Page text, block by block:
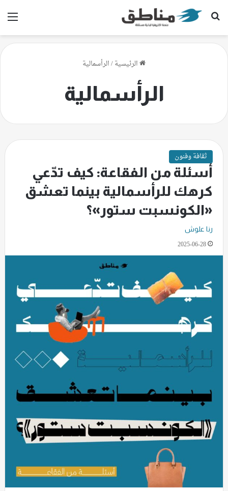
بحث عن
الرئيسية/الرأسمالية
الرأسمالية
ثقافة وفنون
أسئلة من الفقاعة: كيف تدّعي
كرهك للرأسمالية بينما تعشق
«الكونسبت ستور»؟
رنا علوش
2025-06-28